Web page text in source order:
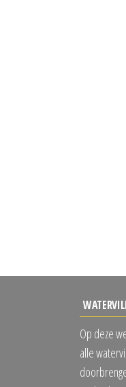
Op deze
alle